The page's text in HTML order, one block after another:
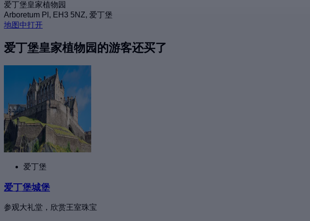
爱丁堡皇家植物园
Arboretum Pl, EH3 5NZ, 爱丁堡
地图中打开
爱丁堡皇家植物园的游客还买了
爱丁堡
爱丁堡城堡
参观大礼堂，欣赏王室珠宝